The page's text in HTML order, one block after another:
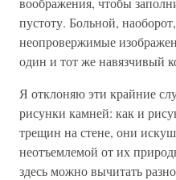
пустоту. Больной,
неопровержимые
один и тот же навязчивый
Я отклоняю эти крайние
рисунки камней: как и
трещин на стене, они
неотъемлемой от их
здесь можно вычитать